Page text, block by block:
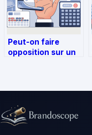
Peut-on faire
opposition sur un